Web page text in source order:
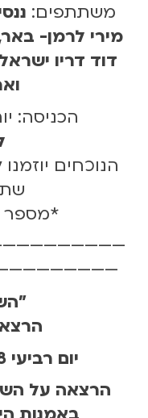
משתתפים:
מירי לרמן-
דוד דריו
הכניסה:
הנוכחים
*מספר
יום רביעי 6.6.18 בשעה 19:30
הרצאה על